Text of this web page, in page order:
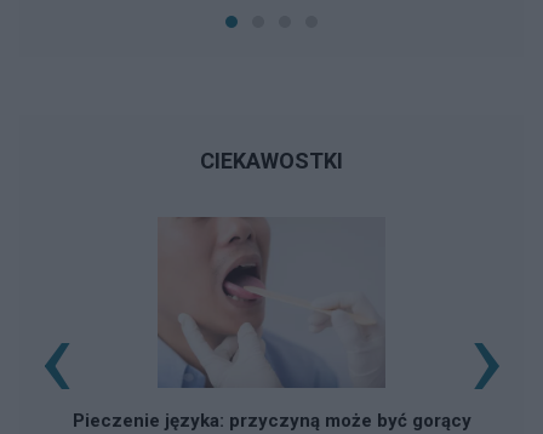
CIEKAWOSTKI
Pieczenie języka: przyczyną może być gorący
‹ ›